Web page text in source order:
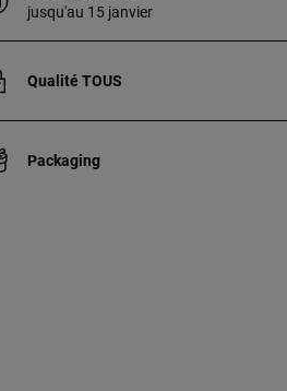
jusqu'au 15 janvier
Qualité TOUS
Packaging